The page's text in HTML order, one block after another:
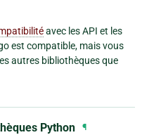
avec les API et les
est compatible, mais vous
autres bibliothèques que
Python ¶